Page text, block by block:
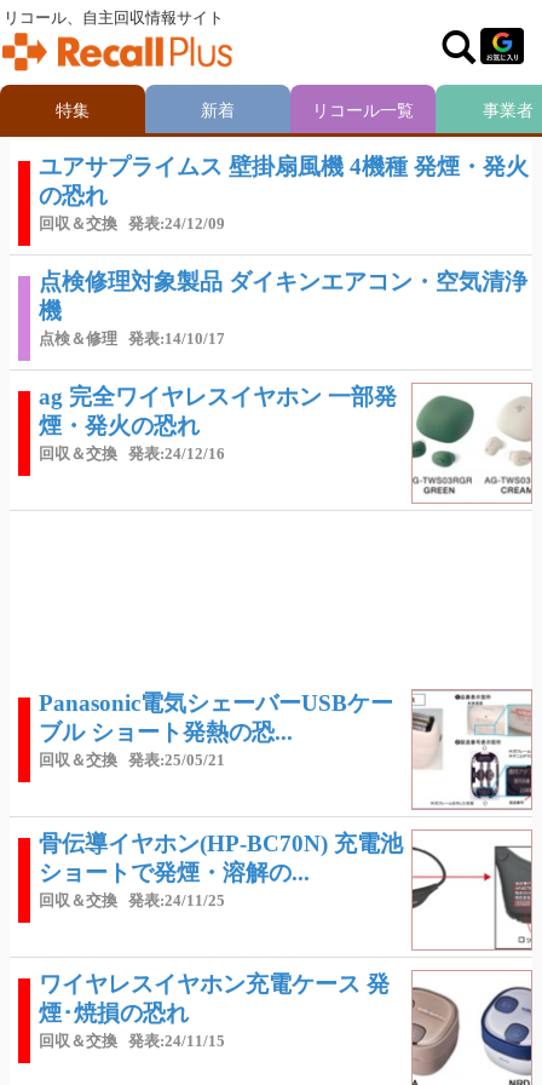
ユアサプライムス 壁掛扇風機 4機種 発煙・発火
の恐れ
回収＆交換 発表:24/12/09
点検修理対象製品 ダイキンエアコン・空気清浄
機
点検＆修理 発表:14/10/17
ag 完全ワイヤレスイヤホン 一部発
煙・発火の恐れ
回収＆交換 発表:24/12/16
Panasonic電気シェーバーUSBケー
ブル ショート発熱の恐...
回収＆交換 発表:25/05/21
骨伝導イヤホン(HP-BC70N) 充電池
ショートで発煙・溶解の...
回収＆交換 発表:24/11/25
ワイヤレスイヤホン充電ケース 発
煙･焼損の恐れ
回収＆交換 発表:24/11/15
リコール、自主回収情報サイト
特集 新着 リコール一覧 事業者